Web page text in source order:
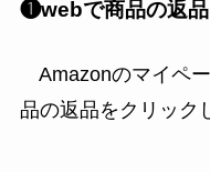
❶webで商品の返品
Amazonのマイペ
品の返品をクリック